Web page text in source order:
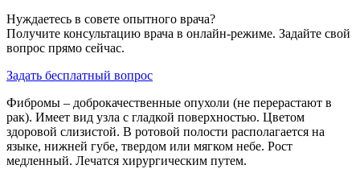
Нуждаетесь в совете опытного врача?
Получите консультацию врача в онлайн-режиме. Задайте свой
вопрос прямо сейчас.
Задать бесплатный вопрос
Фибромы – доброкачественные опухоли (не перерастают в
рак). Имеет вид узла с гладкой поверхностью. Цветом
здоровой слизистой. В ротовой полости располагается на
языке, нижней губе, твердом или мягком небе. Рост
медленный. Лечатся хирургическим путем.